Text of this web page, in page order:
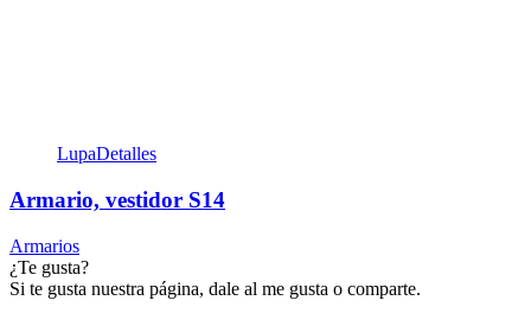
LupaDetalles
Armario, vestidor S14
Armarios
¿Te gusta?
Si te gusta nuestra página, dale al me gusta o comparte.